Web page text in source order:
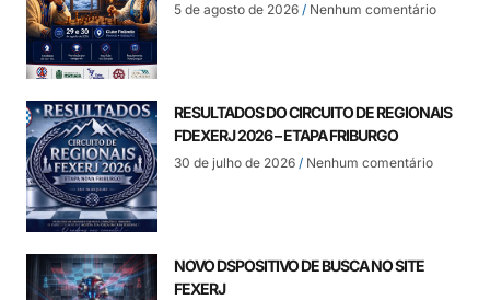
5 de agosto de 2026 Nenhum comentário
RESULTADOS DO CIRCUITO DE REGIONAIS
FDEXERJ 2026 – ETAPA FRIBURGO
30 de julho de 2026 Nenhum comentário
NOVO DSPOSITIVO DE BUSCA NO SITE
FEXERJ